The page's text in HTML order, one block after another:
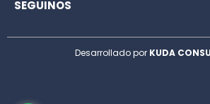
SEGUINOS
Desarrollado por KUDA